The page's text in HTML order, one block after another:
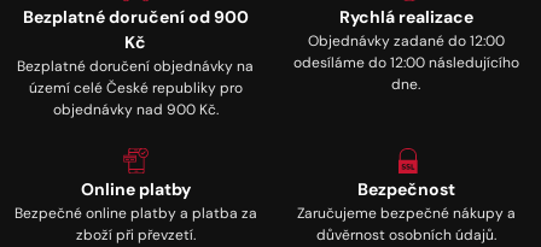
Bezplatné doručení od 900
Kč
Bezplatné doručení objednávky na
území celé České republiky pro
objednávky nad 900 Kč.
Rychlá realizace
Objednávky zadané do 12:00
odesíláme do 12:00 následujícího
dne.
Online platby
Bezpečné online platby a platba za
zboží při převzetí.
Bezpečnost
Zaručujeme bezpečné nákupy a
důvěrnost osobních údajů.